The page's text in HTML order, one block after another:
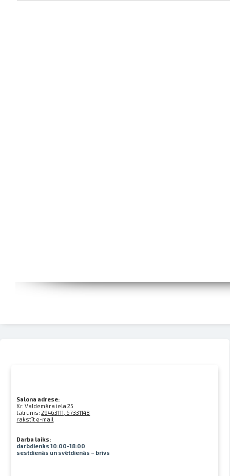
Salona adrese:
Kr. Valdemāra iela 25
tālrunis:29463111, 67331148
rakstīt e-mail
Darba laiks:
darbdienās 10:00-18:00
sestdienās un svētdienās – brīvs